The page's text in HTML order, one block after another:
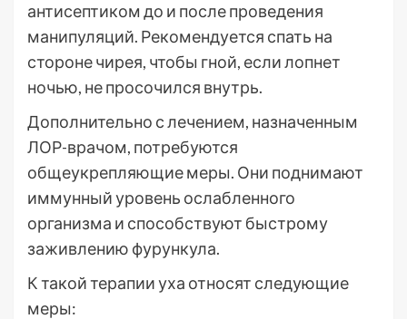
антисептиком до и после проведения
манипуляций. Рекомендуется спать на
стороне чирея, чтобы гной, если лопнет
ночью, не просочился внутрь.
Дополнительно с лечением, назначенным
ЛОР-врачом, потребуются
общеукрепляющие меры. Они поднимают
иммунный уровень ослабленного
организма и способствуют быстрому
заживлению фурункула.
К такой терапии уха относят следующие
меры: